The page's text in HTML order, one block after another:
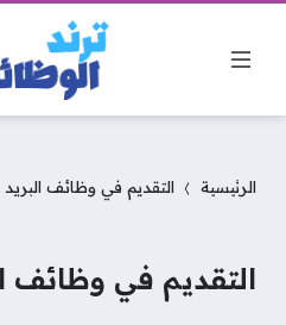
الرئيسية التقديم في وظائف
التقديم في وظائف